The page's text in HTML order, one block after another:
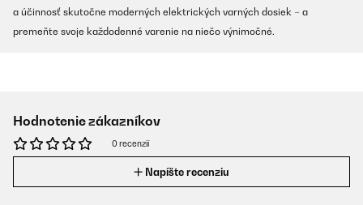
a účinnosť skutočne moderných elektrických varných dosiek – a
premeňte svoje každodenné varenie na niečo výnimočné.
Hodnotenie zákazníkov
0 recenzií
Napíšte recenziu